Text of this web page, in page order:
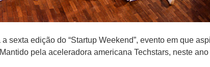
sexta edição do “Startup Weekend”, evento em que
pela aceleradora americana Techstars, neste ano